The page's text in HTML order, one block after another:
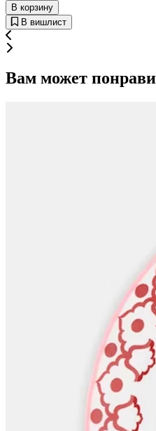
В корзину
В вишлист
Вам может